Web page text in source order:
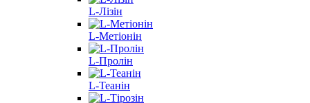
L-Лізін
L-Метіонін
L-Пролін
L-Теанін